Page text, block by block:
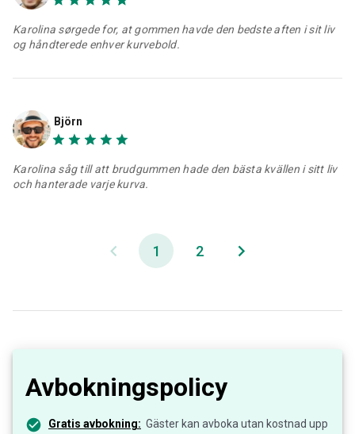
Karolina sørgede for, at gommen havde den bedste aften i sit liv
og håndterede enhver kurvebold.
Björn
Karolina såg till att brudgummen hade den bästa kvällen i sitt liv
och hanterade varje kurva.
1 2
Avbokningspolicy
Gratis avbokning: Gäster kan avboka utan kostnad upp